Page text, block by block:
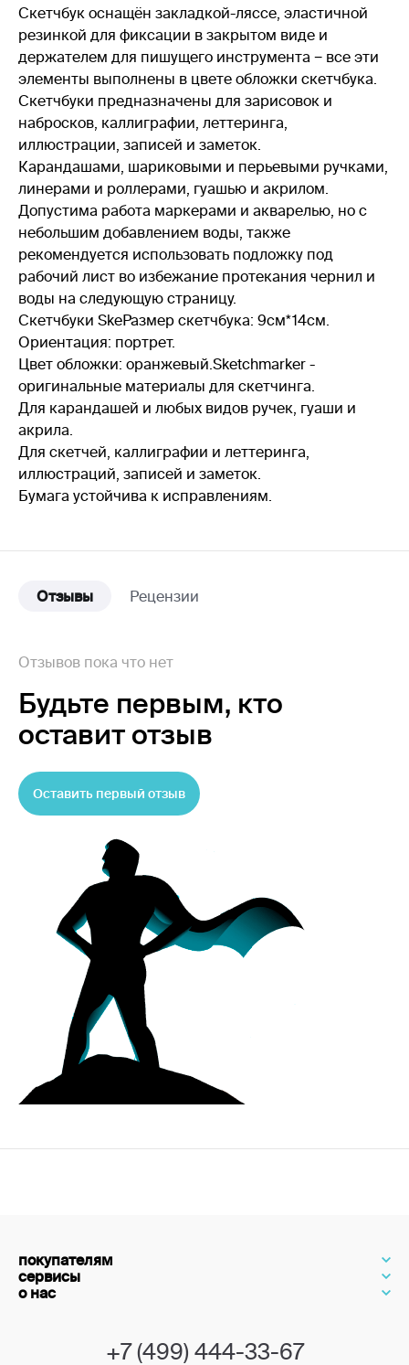
Скетчбук оснащён закладкой-ляссе, эластичной
резинкой для фиксации в закрытом виде и
держателем для пишущего инструмента − все эти
элементы выполнены в цвете обложки скетчбука.
Скетчбуки предназначены для зарисовок и
набросков, каллиграфии, леттеринга,
иллюстрации, записей и заметок.
Карандашами, шариковыми и перьевыми ручками,
линерами и роллерами, гуашью и акрилом.
Допустима работа маркерами и акварелью, но с
небольшим добавлением воды, также
рекомендуется использовать подложку под
рабочий лист во избежание протекания чернил и
воды на следующую страницу.
Скетчбуки SkeРазмер скетчбука: 9см*14см.
Ориентация: портрет.
Цвет обложки: оранжевый.Sketchmarker -
оригинальные материалы для скетчинга.
Для карандашей и любых видов ручек, гуаши и
акрила.
Для скетчей, каллиграфии и леттеринга,
иллюстраций, записей и заметок.
Бумага устойчива к исправлениям.
Отзывы Рецензии
Отзывов пока что нет
Будьте первым, кто
оставит отзыв
Оставить первый отзыв
покупателям
сервисы
о нас
+7 (499) 444-33-67